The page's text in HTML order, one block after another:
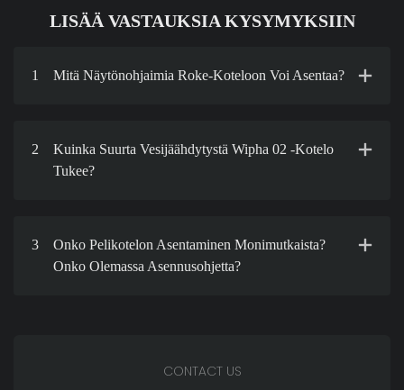
LISÄÄ VASTAUKSIA KYSYMYKSIIN
1 Mitä Näytönohjaimia Roke-Koteloon Voi Asentaa?
2
Kuinka Suurta Vesijäähdytystä Wipha 02 -kotelo
Tukee?
3
Onko Pelikotelon Asentaminen Monimutkaista?
Onko Olemassa Asennusohjetta?
CONTACT US